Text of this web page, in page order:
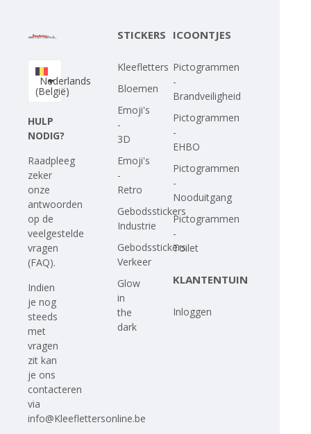
Nederlands
(België)
HULP
NODIG?
Raadpleeg
zeker
onze
antwoorden
op de
veelgestelde
vragen
(FAQ).
Indien
je nog
steeds
met
vragen
zit kan
je ons
contacteren
via
info@Kleeflettersonline.be
STICKERS
Kleefletters
Bloemen
Emoji's
-
3D
Emoji's
-
Retro
Gebodsstickers
Industrie
Gebodsstickers
Verkeer
Glow
in
the
dark
ICOONTJES
Pictogrammen
-
Brandveiligheid
Pictogrammen
-
EHBO
Pictogrammen
-
Nooduitgang
Pictogrammen
-
Toilet
KLANTENTUIN
Inloggen